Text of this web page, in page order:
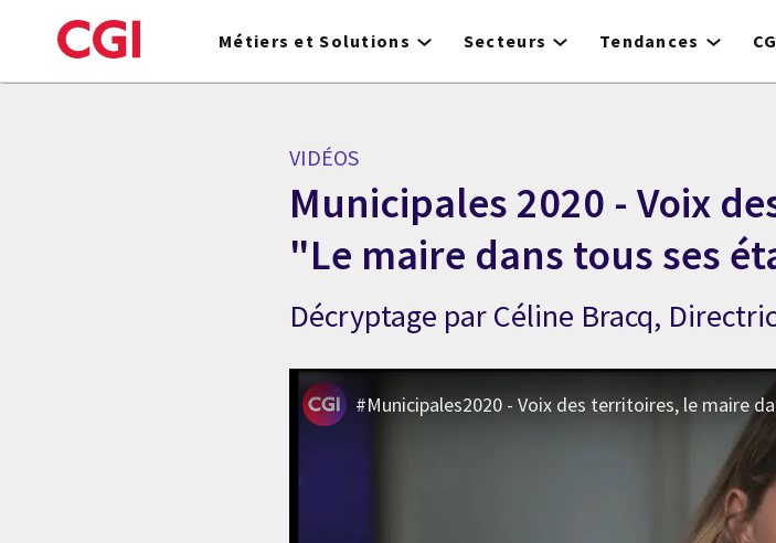
to
Métiers et Solutions Secteurs Tendances
VIDÉOS
Municipales 2020 - Voix
"Le maire dans tous ses
Décryptage par Céline Bracq,
#Municipales2020 - Voix des territoires, le maire